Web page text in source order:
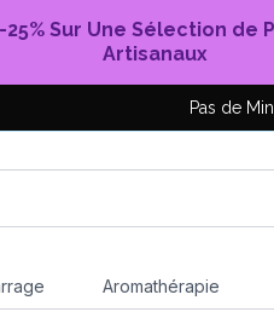
-25% Sur Une Sélection de
Artisanaux
Pas de
Aromathérapie